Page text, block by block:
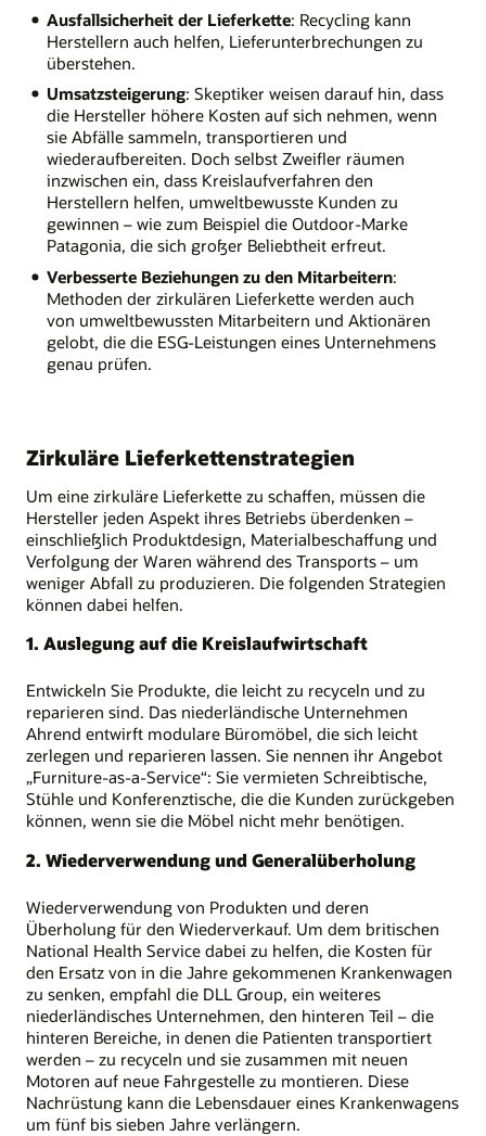
Ausfallsicherheit der Lieferkette: Recycling kann
Herstellern auch helfen, Lieferunterbrechungen zu
überstehen.
Umsatzsteigerung: Skeptiker weisen darauf hin, dass
die Hersteller höhere Kosten auf sich nehmen, wenn
sie Abfälle sammeln, transportieren und
wiederaufbereiten. Doch selbst Zweifler räumen
inzwischen ein, dass Kreislaufverfahren den
Herstellern helfen, umweltbewusste Kunden zu
gewinnen – wie zum Beispiel die Outdoor-Marke
Patagonia, die sich großer Beliebtheit erfreut.
Verbesserte Beziehungen zu den Mitarbeitern:
Methoden der zirkulären Lieferkette werden auch
von umweltbewussten Mitarbeitern und Aktionären
gelobt, die die ESG-Leistungen eines Unternehmens
genau prüfen.
Zirkuläre Lieferkettenstrategien
Um eine zirkuläre Lieferkette zu schaffen, müssen die
Hersteller jeden Aspekt ihres Betriebs überdenken –
einschließlich Produktdesign, Materialbeschaffung und
Verfolgung der Waren während des Transports – um
weniger Abfall zu produzieren. Die folgenden Strategien
können dabei helfen.
1. Auslegung auf die Kreislaufwirtschaft
Entwickeln Sie Produkte, die leicht zu recyceln und zu
reparieren sind. Das niederländische Unternehmen
Ahrend entwirft modulare Büromöbel, die sich leicht
zerlegen und reparieren lassen. Sie nennen ihr Angebot
„Furniture-as-a-Service“: Sie vermieten Schreibtische,
Stühle und Konferenztische, die die Kunden zurückgeben
können, wenn sie die Möbel nicht mehr benötigen.
2. Wiederverwendung und Generalüberholung
Wiederverwendung von Produkten und deren
Überholung für den Wiederverkauf. Um dem britischen
National Health Service dabei zu helfen, die Kosten für
den Ersatz von in die Jahre gekommenen Krankenwagen
zu senken, empfahl die DLL Group, ein weiteres
niederländisches Unternehmen, den hinteren Teil – die
hinteren Bereiche, in denen die Patienten transportiert
werden – zu recyceln und sie zusammen mit neuen
Motoren auf neue Fahrgestelle zu montieren. Diese
Nachrüstung kann die Lebensdauer eines Krankenwagens
um fünf bis sieben Jahre verlängern.